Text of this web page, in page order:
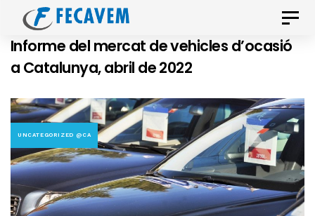
Skip
links
primary
navigation
content
Toggle
Informe del mercat de vehicles d’ocasió
a Catalunya, abril de 2022
UNCATEGORIZED @CA